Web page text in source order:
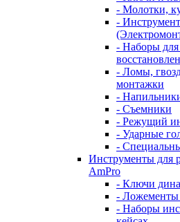
- Молотки,
-
- Наборы для
- Ломы,
монтажки
-
- Съемники
- Режущий
- Ударные
-
Инструменты для
AmPro
- Ключи
- Ложементы
- Наборы